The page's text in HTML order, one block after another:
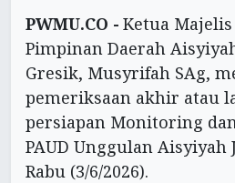
PWMU.CO - Ketua Majelis
Pimpinan Daerah
Gresik, Musyrifah SAg,
pemeriksaan akhir atau
persiapan Monitoring
PAUD Unggulan Aisyiyah
Rabu (3/6/2026).